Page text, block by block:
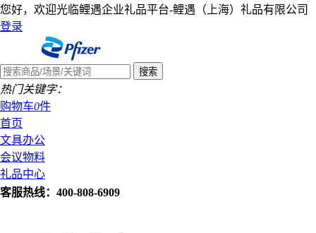
您好，欢迎光临鲤遇企业礼品平台-鲤遇（上海）礼品有限公司
登录
热门关键字：
购物车0件
首页
文具办公
会议物料
礼品中心
客服热线：400-808-6909